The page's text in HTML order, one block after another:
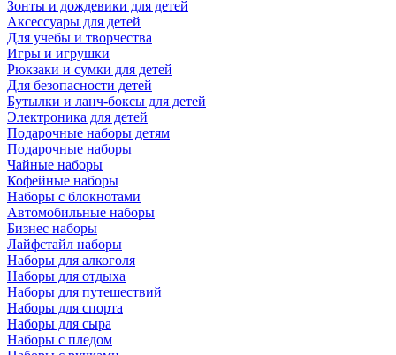
Зонты и дождевики для детей
Аксессуары для детей
Для учебы и творчества
Игры и игрушки
Рюкзаки и сумки для детей
Для безопасности детей
Бутылки и ланч-боксы для детей
Электроника для детей
Подарочные наборы детям
Подарочные наборы
Чайные наборы
Кофейные наборы
Наборы с блокнотами
Автомобильные наборы
Бизнес наборы
Лайфстайл наборы
Наборы для алкоголя
Наборы для отдыха
Наборы для путешествий
Наборы для спорта
Наборы для сыра
Наборы с пледом